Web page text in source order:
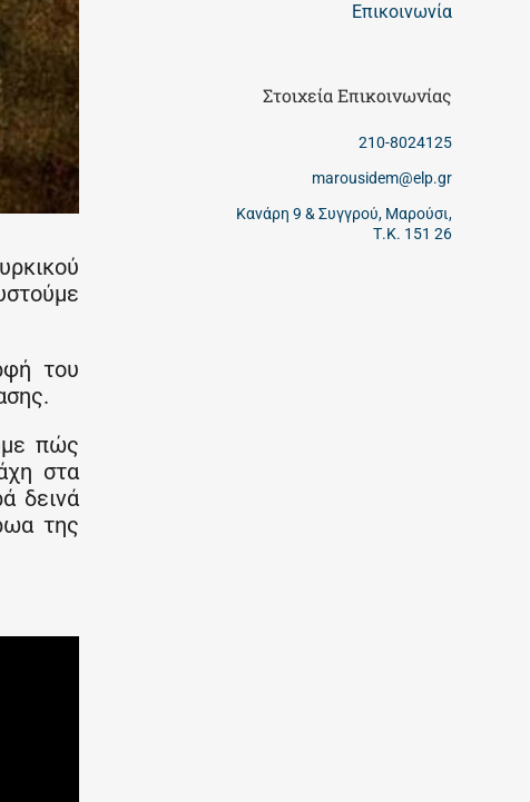
του
πώς
στα
δεινά
της
Επικοινωνία
Στοιχεία Επικοινωνίας
210-8024125
marousidem@elp.gr
Κανάρη 9 & Συγγρού, Μαρούσι,
Τ.Κ. 151 26